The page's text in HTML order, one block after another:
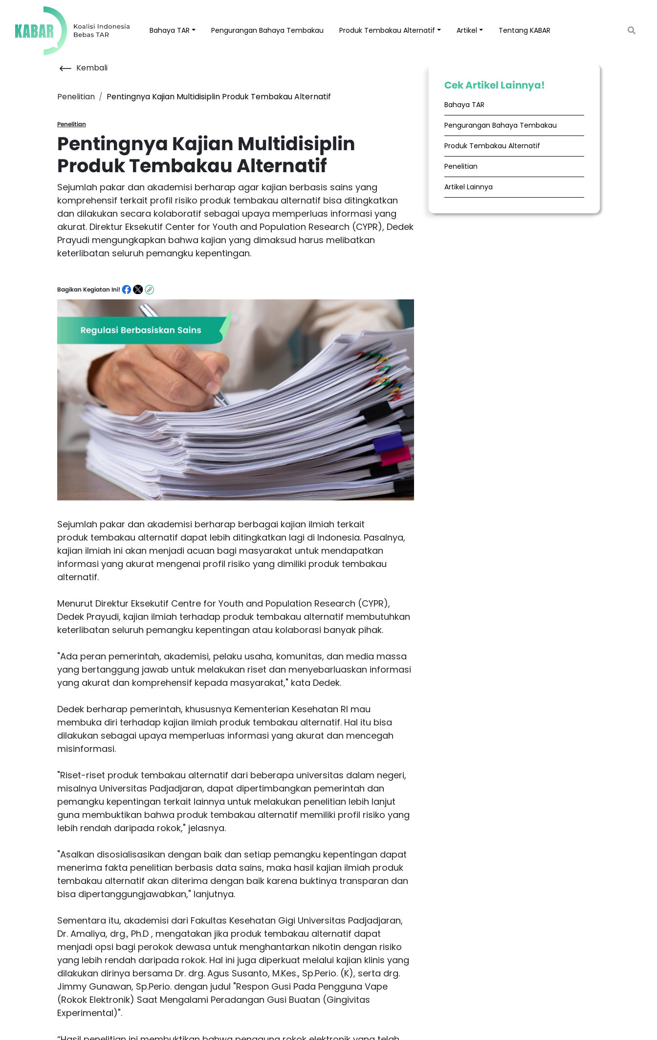
Bahaya TAR Pengurangan Bahaya Tembakau Produk Tembakau Alternatif Artikel Tentang KABAR
Kembali
Penelitian Pentingnya Kajian Multidisiplin Produk Tembakau Alternatif
Penelitian
Pentingnya Kajian Multidisiplin
Produk Tembakau Alternatif
Sejumlah pakar dan akademisi berharap agar kajian berbasis sains yang
komprehensif terkait profil risiko produk tembakau alternatif bisa ditingkatkan
dan dilakukan secara kolaboratif sebagai upaya memperluas informasi yang
akurat. Direktur Eksekutif Center for Youth and Population Research (CYPR), Dedek
Prayudi mengungkapkan bahwa kajian yang dimaksud harus melibatkan
keterlibatan seluruh pemangku kepentingan.
Bagikan Kegiatan Ini!
Sejumlah pakar dan akademisi berharap berbagai kajian ilmiah terkait
produk tembakau alternatif dapat lebih ditingkatkan lagi di Indonesia. Pasalnya,
kajian ilmiah ini akan menjadi acuan bagi masyarakat untuk mendapatkan
informasi yang akurat mengenai profil risiko yang dimiliki produk tembakau
alternatif.
Menurut Direktur Eksekutif Centre for Youth and Population Research (CYPR),
Dedek Prayudi, kajian ilmiah terhadap produk tembakau alternatif membutuhkan
keterlibatan seluruh pemangku kepentingan atau kolaborasi banyak pihak.
"Ada peran pemerintah, akademisi, pelaku usaha, komunitas, dan media massa
yang bertanggung jawab untuk melakukan riset dan menyebarluaskan informasi
yang akurat dan komprehensif kepada masyarakat," kata Dedek.
Dedek berharap pemerintah, khususnya Kementerian Kesehatan RI mau
membuka diri terhadap kajian ilmiah produk tembakau alternatif. Hal itu bisa
dilakukan sebagai upaya memperluas informasi yang akurat dan mencegah
misinformasi.
"Riset-riset produk tembakau alternatif dari beberapa universitas dalam negeri,
misalnya Universitas Padjadjaran, dapat dipertimbangkan pemerintah dan
pemangku kepentingan terkait lainnya untuk melakukan penelitian lebih lanjut
guna membuktikan bahwa produk tembakau alternatif memiliki profil risiko yang
lebih rendah daripada rokok," jelasnya.
"Asalkan disosialisasikan dengan baik dan setiap pemangku kepentingan dapat
menerima fakta penelitian berbasis data sains, maka hasil kajian ilmiah produk
tembakau alternatif akan diterima dengan baik karena buktinya transparan dan
bisa dipertanggungjawabkan," lanjutnya.
Sementara itu, akademisi dari Fakultas Kesehatan Gigi Universitas Padjadjaran,
Dr. Amaliya, drg., Ph.D , mengatakan jika produk tembakau alternatif dapat
menjadi opsi bagi perokok dewasa untuk menghantarkan nikotin dengan risiko
yang lebih rendah daripada rokok. Hal ini juga diperkuat melalui kajian klinis yang
dilakukan dirinya bersama Dr. drg. Agus Susanto, M.Kes., Sp.Perio. (K), serta drg.
Jimmy Gunawan, Sp.Perio. dengan judul "Respon Gusi Pada Pengguna Vape
(Rokok Elektronik) Saat Mengalami Peradangan Gusi Buatan (Gingivitas
Experimental)".
Cek Artikel Lainnya!
Bahaya TAR
Pengurangan Bahaya Tembakau
Produk Tembakau Alternatif
Penelitian
Artikel Lainnya